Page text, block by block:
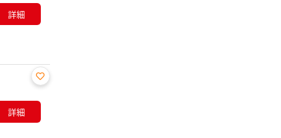
に入
り登
詳細
に入
り登
詳細